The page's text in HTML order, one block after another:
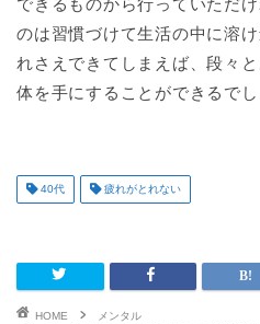
できるものから行っていただ
のは習慣づけて生活の中に溶
れさえできてしまえば、段々
体を手にすることができるでし
40代 疲れがとれない
HOME
メンタル